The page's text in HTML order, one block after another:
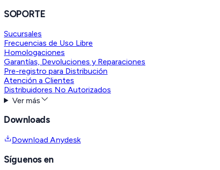
SOPORTE
Sucursales
Frecuencias de Uso Libre
Homologaciones
Garantías, Devoluciones y Reparaciones
Pre-registro para Distribución
Atención a Clientes
Distribuidores No Autorizados
Ver más
Downloads
Download Anydesk
Síguenos en